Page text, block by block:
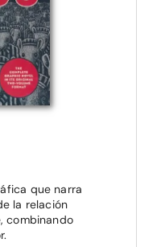
que narra
la relación
combinando